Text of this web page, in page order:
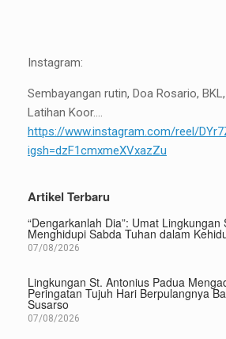
Instagram:
Sembayangan rutin, Doa Rosario,
Latihan Koor….
https://www.instagram.com/reel/
igsh=dzF1cmxmeXVxazZu
Artikel Terbaru
“Dengarkanlah Dia”: Umat Lingkungan
Menghidupi Sabda Tuhan dalam
07/08/2026
Lingkungan St. Antonius Padua
Peringatan Tujuh Hari Berpulangnya
Susarso
07/08/2026